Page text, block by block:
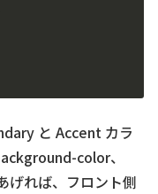
と Accent カラ
color、
れば、フロント側